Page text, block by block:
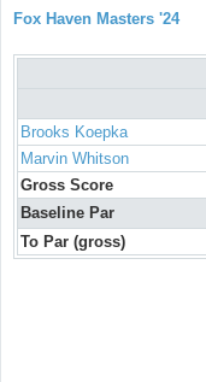
Fox Haven Masters '24
Brooks Koepka
Marvin Whitson
Gross Score
Baseline Par
To Par (gross)